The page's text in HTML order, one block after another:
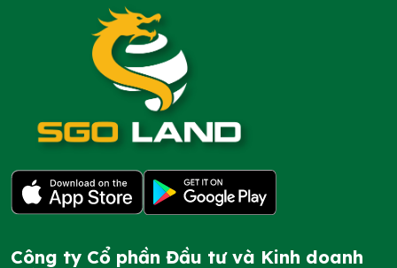
Công ty Cổ phần Đầu tư và Kinh doanh